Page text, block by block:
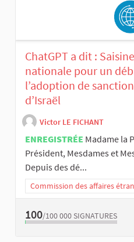
ChatGPT a dit :
nationale pour un
l’adoption de
d’Israël
Victor LE FICHANT
ENREGISTRÉE Madame la
Président, Mesdames et
Depuis des dé...
Commission des affaires
100/100 000 SIGNATURES